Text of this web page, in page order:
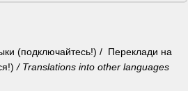
(подключайтесь!) /  Переклади на
/ Translations into other languages